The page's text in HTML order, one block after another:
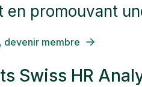
en promouvant
devenir membre
Swiss HR